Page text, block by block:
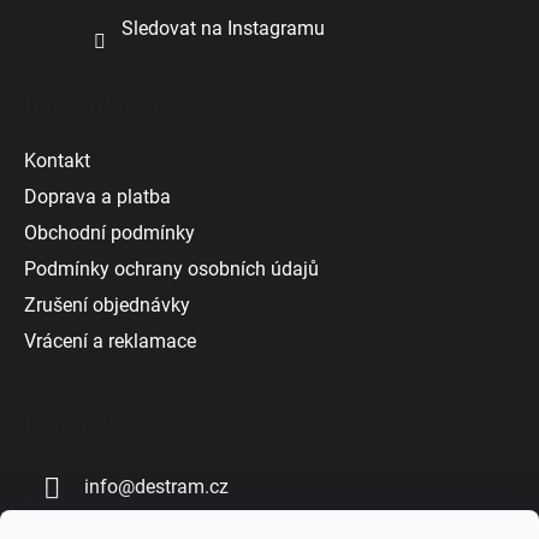
Sledovat na Instagramu
Kontakt
Doprava a platba
Obchodní podmínky
Podmínky ochrany osobních údajů
Zrušení objednávky
Vrácení a reklamace
info@destram.cz